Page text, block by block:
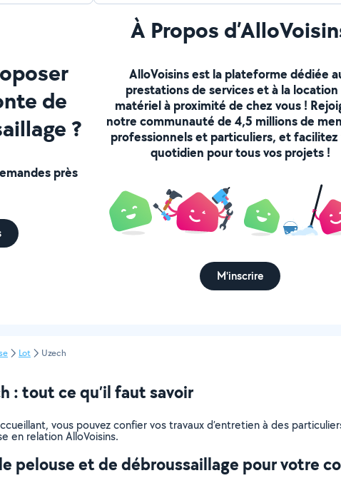
de
?
près
À Propos
AlloVoisins est la plateforme dédiée
prestations de services et à la location
matériel à proximité de chez vous !
notre communauté de 4,5 millions de
professionnels et particuliers, et
quotidien pour tous vos projets !
M'inscrire
Lot Uzech
: tout ce qu’il faut savoir
vous pouvez confier vos travaux d’entretien à des
en relation AlloVoisins.
pelouse et de débroussaillage pour votre